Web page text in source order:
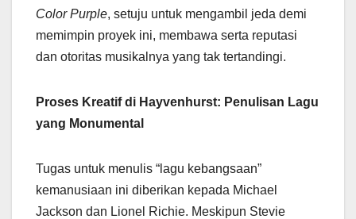
Color Purple, setuju untuk mengambil jeda demi
memimpin proyek ini, membawa serta reputasi
dan otoritas musikalnya yang tak tertandingi.
Proses Kreatif di Hayvenhurst: Penulisan Lagu
yang Monumental
Tugas untuk menulis “lagu kebangsaan”
kemanusiaan ini diberikan kepada Michael
Jackson dan Lionel Richie. Meskipun Stevie